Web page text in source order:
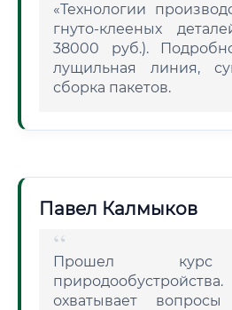
«Технологии
гнуто-клееных
38000 руб.).
лущильная линия,
сборка пакетов.
Павел Калмыков
Прошел курс
охватывает вопросы